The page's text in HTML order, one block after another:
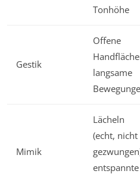
Tonhöhe
Gestik
Offene
langsame
Mimik
Lächeln
(echt, nicht
entspannte